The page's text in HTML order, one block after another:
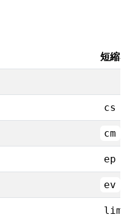
短縮名
cs
cm
ep
ev